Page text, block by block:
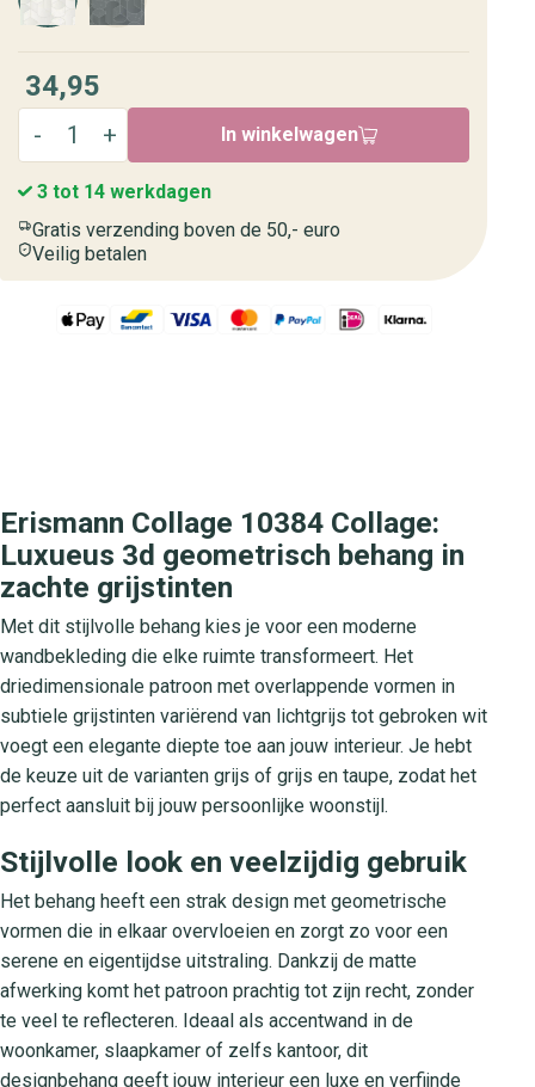
34,95
In winkelwagen
3 tot 14 werkdagen
Gratis verzending boven de 50,- euro
Veilig betalen
Erismann Collage 10384 Collage:
Luxueus 3d geometrisch behang in
zachte grijstinten
Met dit stijlvolle behang kies je voor een moderne
wandbekleding die elke ruimte transformeert. Het
driedimensionale patroon met overlappende vormen in
subtiele grijstinten variërend van lichtgrijs tot gebroken wit
voegt een elegante diepte toe aan jouw interieur. Je hebt
de keuze uit de varianten grijs of grijs en taupe, zodat het
perfect aansluit bij jouw persoonlijke woonstijl.
Stijlvolle look en veelzijdig gebruik
Het behang heeft een strak design met geometrische
vormen die in elkaar overvloeien en zorgt zo voor een
serene en eigentijdse uitstraling. Dankzij de matte
afwerking komt het patroon prachtig tot zijn recht, zonder
te veel te reflecteren. Ideaal als accentwand in de
woonkamer, slaapkamer of zelfs kantoor, dit
designbehang geeft jouw interieur een luxe en verfijnde